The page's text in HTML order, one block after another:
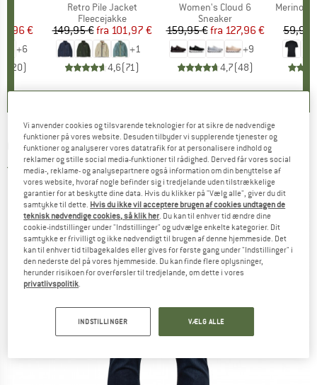
pris
€
+6
20)
Artikel
Retro Pile Jacket
Produktgruppe
Fleecejakke
Pris
149,95 € Nedsat pris
fra 101,97 €
+1
4,6(71)
Artikel
Women's Cloud 6
Produktgruppe
Sneaker
Pris
159,95 € Nedsat pris
fra 127,96 €
+9
4,7(48)
Artikel
MerinoMix150
59,95
CHILLAZ - Ulf Pant Cotton - Klatrebukser
4,0(1)
Vi anvender cookies og tilsvarende teknologier for at sikre de nødvendige
funktioner på vores website. Desuden tilbyder vi supplerende tjenester og
funktioner og analyserer vores datatrafik for at personalisere indhold og
reklamer og stille social media-funktioner til rådighed. Derved får vores social
media-, reklame- og analysepartnere også information om din benyttelse af
vores website, hvoraf nogle befinder sig i tredjelande uden tilstrækkelige
garantier for at beskytte dine data. Hvis du klikker på "Vælg alle", giver du dit
samtykke til dette. Hvis du ikke vil acceptere brugen af cookies undtagen de
teknisk nødvendige cookies, så klik her. Du kan til enhver tid ændre dine
cookie-indstillinger under "Indstillinger" og udvælge enkelte kategorier. Dit
samtykke er frivilligt og ikke nødvendigt til brugen af denne hjemmeside. Det
kan til enhver tid tilbagekaldes eller gives for første gang under "Indstillinger" i
den nederste del på vores hjemmeside. Du kan finde flere oplysninger,
herunder risikoen for overførsler til tredjelande, om dette i vores
privatlivspolitik.
INDSTILLINGER VÆLG ALLE